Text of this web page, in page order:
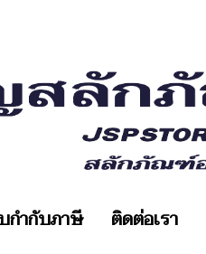
กำกับภาษี ติดต่อเรา